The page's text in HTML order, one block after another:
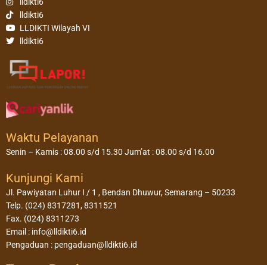
lldikti6
lldikti6
LLDIKTI Wilayah VI
lldikti6
Waktu Pelayanan
Senin – Kamis : 08.00 s/d 15.30 Jum’at : 08.00 s/d 16.00
Kunjungi Kami
Jl. Pawiyatan Luhur I / 1 , Bendan Dhuwur, Semarang – 50233
Telp. (024) 8317281, 8311521
Fax. (024) 8311273
Email : info@lldikti6.id
Pengaduan : pengaduan@lldikti6.id